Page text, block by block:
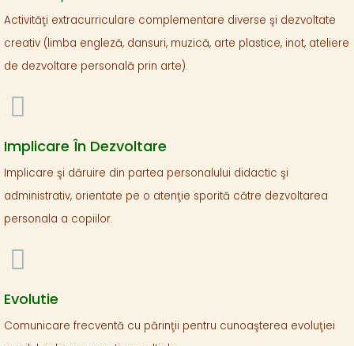
Activităţi extracurriculare complementare diverse şi dezvoltate
creativ (limba engleză, dansuri, muzică, arte plastice, inot, ateliere
de dezvoltare personală prin arte).
Implicare În Dezvoltare
Implicare şi dăruire din partea personalului didactic şi
administrativ, orientate pe o atenţie sporită către dezvoltarea
personala a copiilor.
Evolutie
Comunicare frecventă cu părinţii pentru cunoaşterea evoluţiei